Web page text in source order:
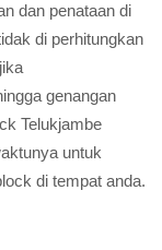
dan penataan di
di perhitungkan
genangan
Telukjambe
untuk
di tempat anda.